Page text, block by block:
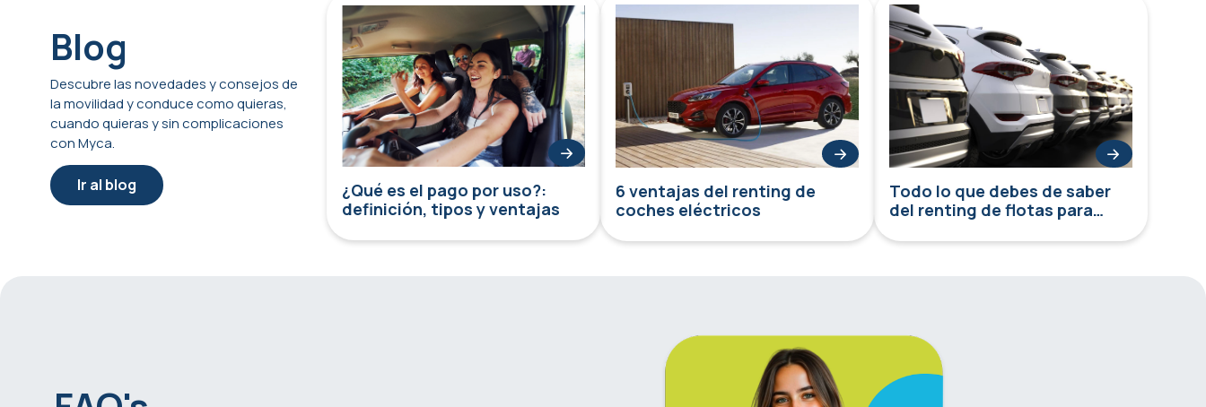
Blog
Descubre las novedades y consejos de
la movilidad y conduce como quieras,
cuando quieras y sin complicaciones
con Myca.
Ir al blog
¿Qué es el pago por uso?:
definición, tipos y ventajas
6 ventajas del renting de
coches eléctricos
Todo lo que debes de saber
del renting de flotas para